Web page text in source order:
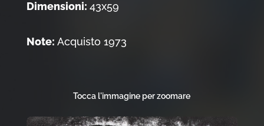
Dimensioni: 43x59
Note: Acquisto 1973
Tocca l'immagine per zoomare